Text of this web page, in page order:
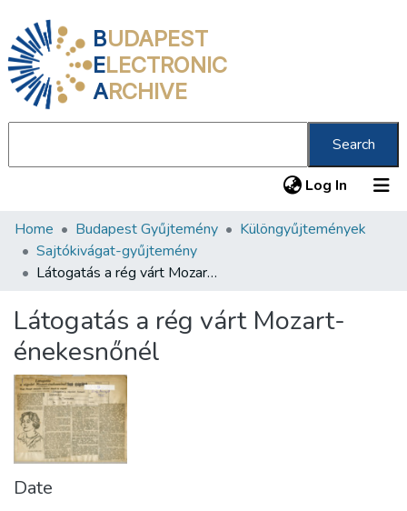
BUDAPEST
ELECTRONIC
ARCHIVE
Search
Log In (current)
Communities & Collections
All of DSpace
About us
Home Budapest Gyűjtemény
Különgyűjtemények
Sajtókivágat-gyűjtemény
Látogatás a rég várt Mozart-énekesnőnél
Látogatás a rég várt Mozart-
énekesnőnél
Date